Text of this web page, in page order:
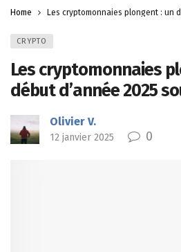
Home Les cryptomonnaies plongent : un
CRYPTO
Les cryptomonnaies
début d’année 2025
Olivier V.
12 janvier 2025 0